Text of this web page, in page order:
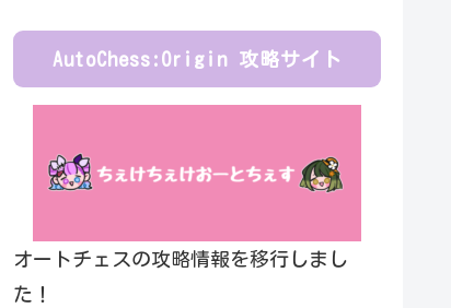
AutoChess:Origin 攻略サイト
オートチェスの攻略情報を移行しまし
た！